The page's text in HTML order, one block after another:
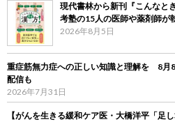
現代書林から新刊『こんな
考塾の15人の医師や薬剤師が
2026年8月5日
重症筋無力症への正しい知識と理解を 8月
配信も
2026年7月31日
【がんを生きる緩和ケア医・大橋洋平「足